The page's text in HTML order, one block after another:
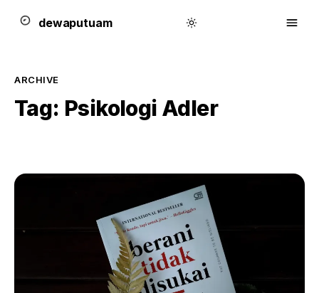
dewaputuam
ARCHIVE
Tag: Psikologi Adler